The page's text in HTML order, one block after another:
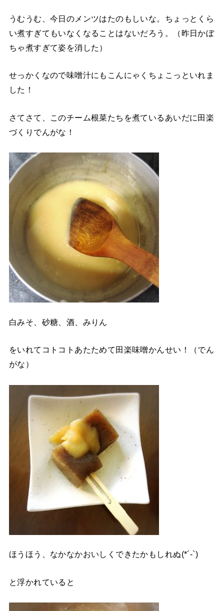
うむうむ、今日のメンツはたのもしいな。ちょっとくら
い煮すぎてもいなくなることはないだろう。（昨日かぼ
ちゃ煮すぎて姿を消した）
せっかくなので味噌汁にもこんにゃくちょこっといれま
した！
さてさて、このチーム根菜たちを煮ているあいだに田楽
づくりでんがな！
白みそ、砂糖、酒、みりん
をいれてコトコトあたためて田楽味噌かんせい！（でん
がな）
ほうほう、なかなかおいしくできたかもしれぬ(*´-`)
と浮かれていると